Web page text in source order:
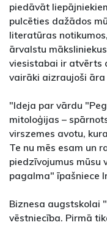
piedāvāt
pulcēties dažādos
literatūras
ārvalstu
viesistabai ir atvērts
vairāki aizraujoši āra
"Ideja par vārdu
mitoloģijas –
virszemes avotu,
Te nu mēs esam un
piedzīvojumus mūsu
pagalma" īpašniece
Biznesa augstskolai
vēstniecība. Pirmā